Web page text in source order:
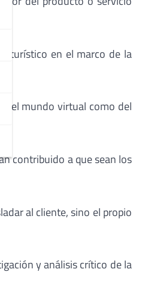
turístico en el marco de la
del mundo virtual como del
contribuido a que sean los
al cliente, sino el propio
y análisis crítico de la